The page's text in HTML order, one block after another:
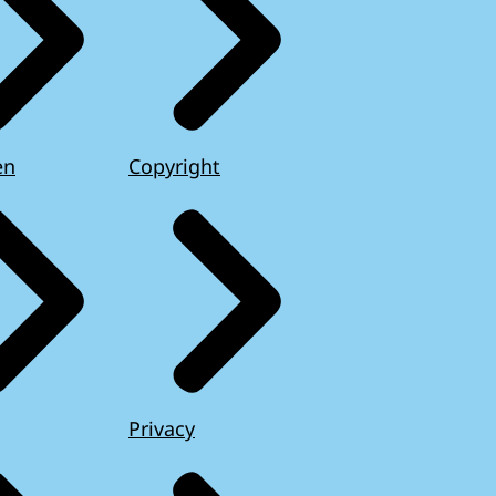
Copyright
Privacy